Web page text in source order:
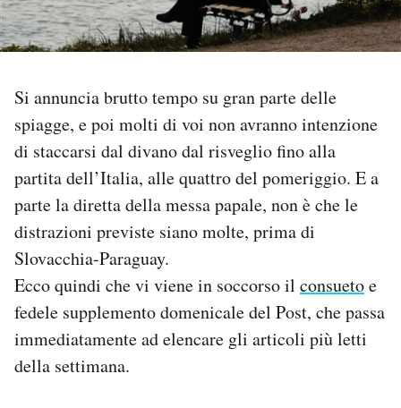
I MIEI PREFERITI
SHOP
CALENDARIO
AREA PERSONALE
Area Personale
Si annuncia brutto tempo su gran parte delle
spiagge, e poi molti di voi non avranno intenzione
di staccarsi dal divano dal risveglio fino alla
partita dell’Italia, alle quattro del pomeriggio. E a
parte la diretta della messa papale, non è che le
distrazioni previste siano molte, prima di
Slovacchia-Paraguay.
Ecco quindi che vi viene in soccorso il consuetoe
fedele supplemento domenicale del Post, che passa
immediatamente ad elencare gli articoli più letti
della settimana.